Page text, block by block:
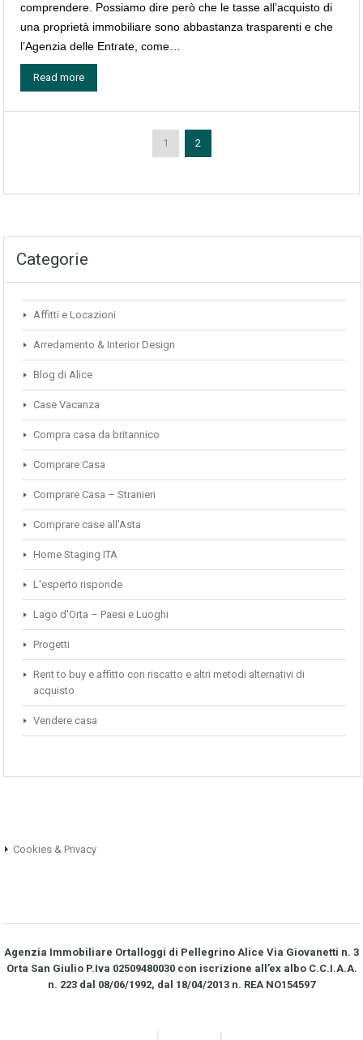
comprendere. Possiamo dire però che le tasse all’acquisto di
una proprietà immobiliare sono abbastanza trasparenti e che
l’Agenzia delle Entrate, come…
Read more
1 2
Categorie
Affitti e Locazioni
Arredamento & Interior Design
Blog di Alice
Case Vacanza
Compra casa da britannico
Comprare Casa
Comprare Casa – Stranieri
Comprare case all'Asta
Home Staging ITA
L'esperto risponde
Lago d'Orta – Paesi e Luoghi
Progetti
Rent to buy e affitto con riscatto e altri metodi alternativi di
acquisto
Vendere casa
Cookies & Privacy
Agenzia Immobiliare Ortalloggi di Pellegrino Alice Via Giovanetti n. 3
Orta San Giulio P.Iva 02509480030 con iscrizione all’ex albo C.C.I.A.A.
n. 223 dal 08/06/1992, dal 18/04/2013 n. REA NO­154597